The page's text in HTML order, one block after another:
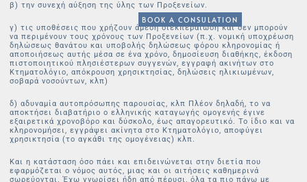
BOOK A CONSULATION
β) την συνεχή αύξηση της ύλης των Προξενείων.
γ) τις υποθέσεις που χρήζουν άμεση διεκπεραίωση και δεν μπορούν
να περιμένουν τους χρόνους των Προξενείων (π.χ. νομική υποχρέωση
δηλώσεως θανάτου και υποβολής δηλώσεως φόρου κληρονομίας ή
αποποιήσεως αυτής μέσα σε ένα χρόνο, δημοσίευση διαθήκης, έκδοση
πιστοποιητικού πλησιέστερων συγγενών, εγγραφή ακινήτων στο
Κτηματολόγιο, απόκρουση χρησικτησίας, δηλώσεις ηλικιωμένων,
σοβαρά νοσούντων, κλπ)
δ) αδυναμία αυτοπρόσωπης παρουσίας, κλπ Πλέον δηλαδή, το να
αποκτήσει διαβατήριο ο ελληνικής καταγωγής ομογενής έγινε
εξαιρετικά χρονοβόρο και δύσκολο, έως απαγορευτικό. Το ίδιο και να
κληρονομήσει, εγγράψει ακίνητα στο Κτηματολόγιο, αποφύγει
χρησικτησία (το αγκάθι της ομογένειας) κλπ.
Και η κατάσταση όσο πάει και επιδεινώνεται στην διετία που
εφαρμόζεται ο νόμος αυτός, μιας και οι αιτήσεις καθημερινά
σωρεύονται. Έχω γνωρίσει ήδη από πέρυσι, όλα τα πιο πάνω με